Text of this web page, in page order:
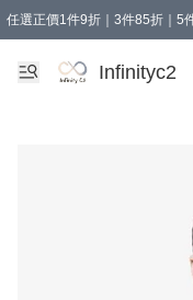
任選正價1件9折｜3件85折｜5
精選商品，任選買1件或以上
Infinityc2 wears 滿$800免運費
Bucks & Leather 滿$1000免運費
Infinityc2